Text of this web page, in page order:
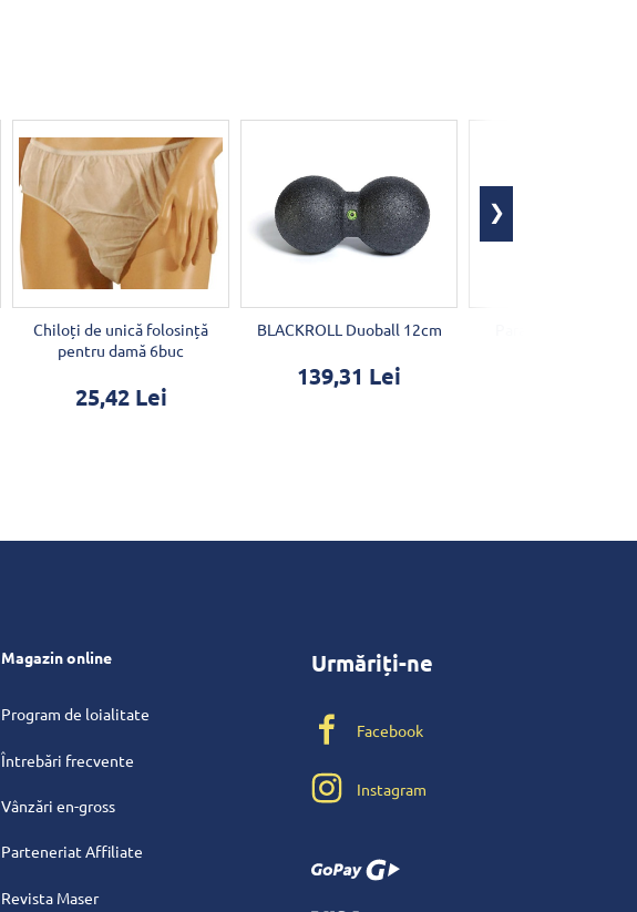
Chiloți de unică folosință
pentru damă 6buc
25,42 Lei
BLACKROLL Duoball 12cm
139,31 Lei
Magazin online
Program de loialitate
Întrebări frecvente
Vânzări en-gross
Parteneriat Affiliate
Revista Maser
Urmăriți-ne
Facebook
Instagram